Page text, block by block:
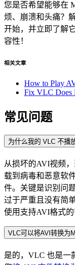
您是否希望能够在
烦、崩溃和头痛？
开始，并立即了解
容性！
相关文章
How to Play
Fix VLC Does
常见问题
为什么我的 VLC 不播
从损坏的AVI视频
载到病毒和恶意软
件。关键是识别问
过于严重且没有简
使用支持AVI格式的
VLC可以将AVI转换为
是的，VLC 也是一